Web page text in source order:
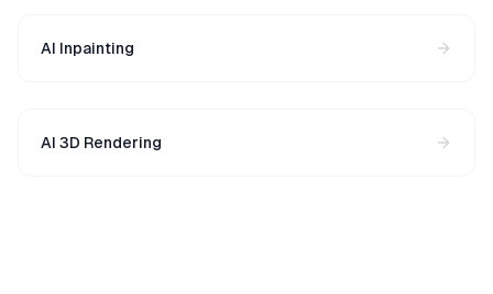
AI Inpainting
AI 3D Rendering